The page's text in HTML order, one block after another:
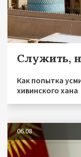
Служить,
Как попытка
хивинского хана
06.08